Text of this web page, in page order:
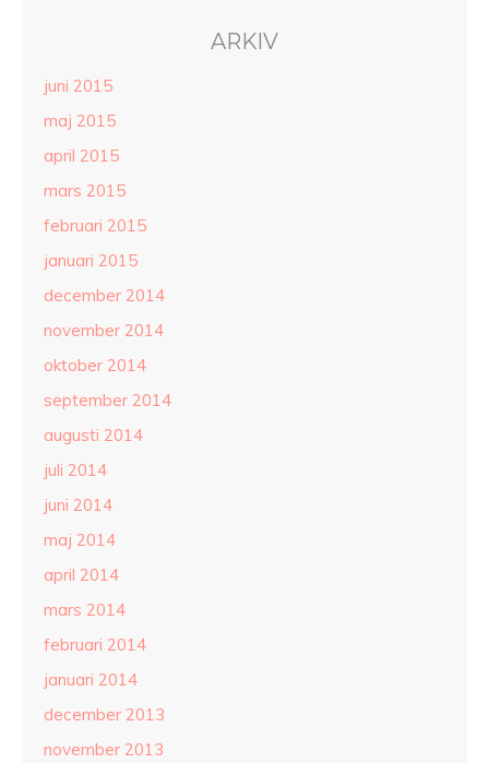
ARKIV
juni 2015
maj 2015
april 2015
mars 2015
februari 2015
januari 2015
december 2014
november 2014
oktober 2014
september 2014
augusti 2014
juli 2014
juni 2014
maj 2014
april 2014
mars 2014
februari 2014
januari 2014
december 2013
november 2013